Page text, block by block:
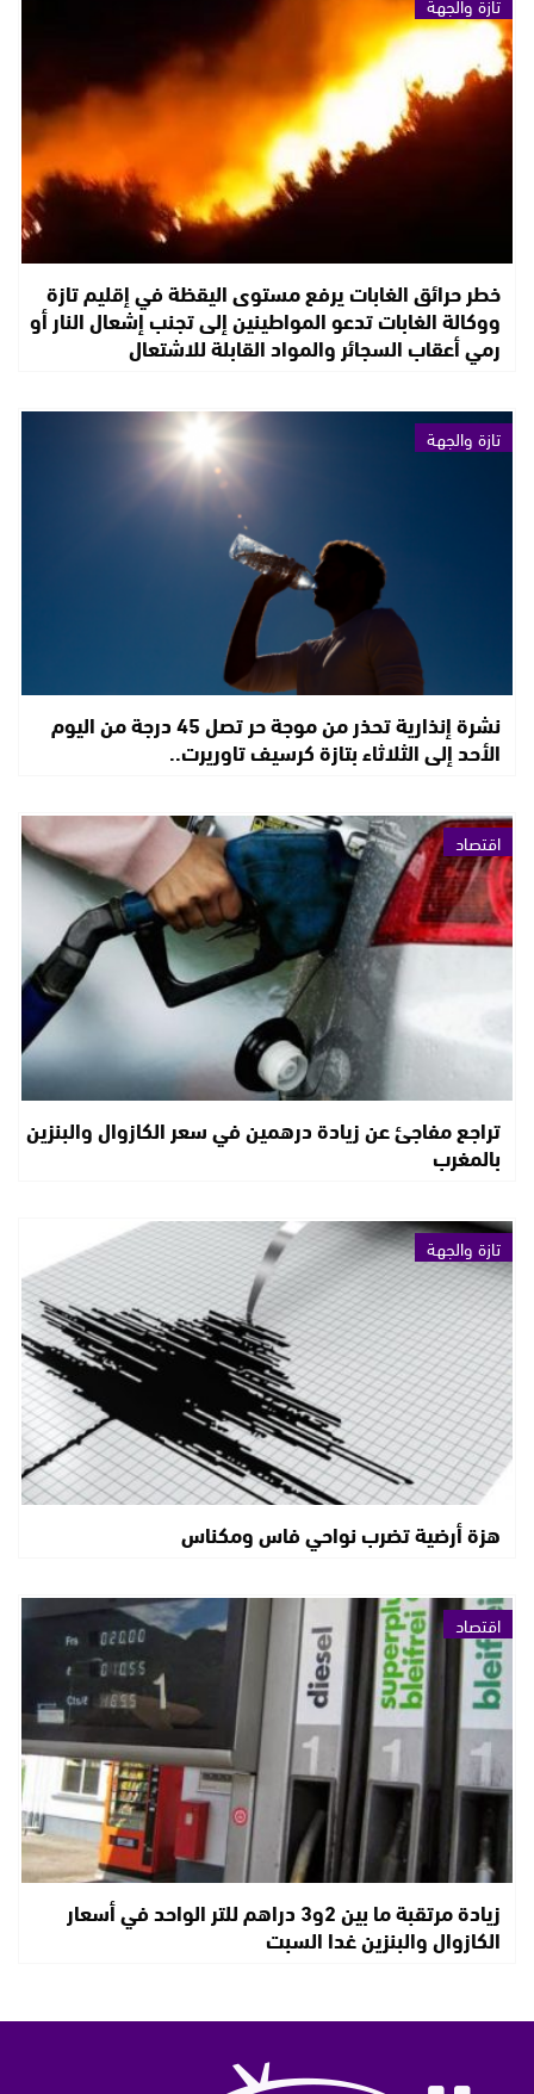
خطر حرائق الغابات يرفع مستوى اليقظة في إقليم تازة
ووكالة الغابات تدعو المواطينين إلى تجنب إشعال النار أو
رمي أعقاب السجائر والمواد القابلة للاشتعال
تازة والجهة
نشرة إنذارية تحذر من موجة حر تصل 45 درجة من اليوم
الأحد إلى الثلاثاء بتازة كرسيف تاوريرت..
اقتصاد
تراجع مفاجئ عن زيادة درهمين في سعر الكازوال والبنزين
بالمغرب
تازة والجهة
هزة أرضية تضرب نواحي فاس ومكناس
اقتصاد
زيادة مرتقبة ما بين 2و3 دراهم للتر الواحد في أسعار
الكازوال والبنزين غدا السبت